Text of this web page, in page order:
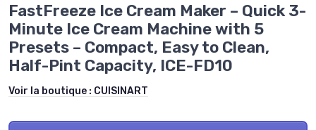
FastFreeze Ice Cream Maker – Quick 3-
Minute Ice Cream Machine with 5
Presets – Compact, Easy to Clean,
Half-Pint Capacity, ICE-FD10
Voir la boutique : CUISINART